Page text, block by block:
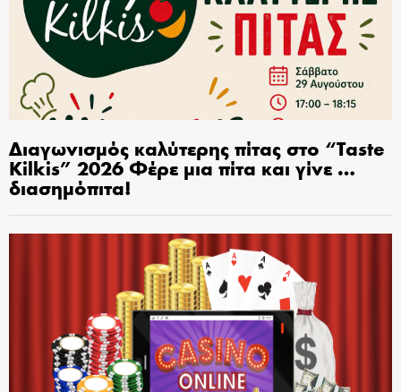
Διαγωνισμός καλύτερης πίτας στο “Taste
Kilkis” 2026 Φέρε μια πίτα και γίνε …
διασημόπιτα!